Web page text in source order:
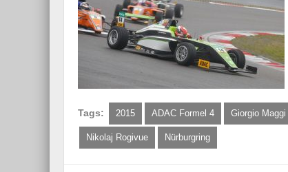
Tags: 2015 ADAC Formel 4 Giorgio Maggi
Nikolaj Rogivue Nürburgring